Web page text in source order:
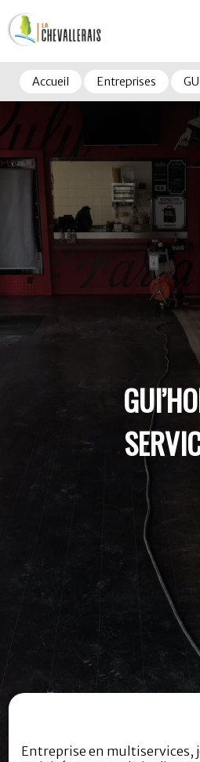
Accueil Entreprises
Entreprise en multiservices,